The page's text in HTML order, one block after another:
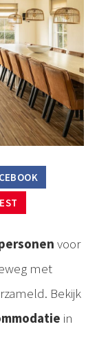
voor
met
Bekijk
in